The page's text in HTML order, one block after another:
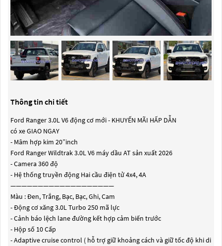
Thông tin chi tiết
Ford Ranger 3.0L V6 động cơ mới - KHUYẾN MÃI HẤP DẪN
có xe GIAO NGAY
- Mâm hợp kim 20”inch
Ford Ranger Wildtrak 3.0L V6 máy dầu AT sản xuất 2026
- Camera 360 độ
- Hệ thống truyền động Hai cầu điện tử 4x4, 4A
———————————————————
Màu : Đen, Trắng, Bạc, Bạc, Ghi, Cam
- Động cơ xăng 3.0L Turbo 250 mã lực
- Cảnh báo lệch lane đường kết hợp cảm biến trước
- Hộp số 10 Cấp
- Adaptive cruise control ( hỗ trợ giữ khoảng cách và giữ tốc độ khi di